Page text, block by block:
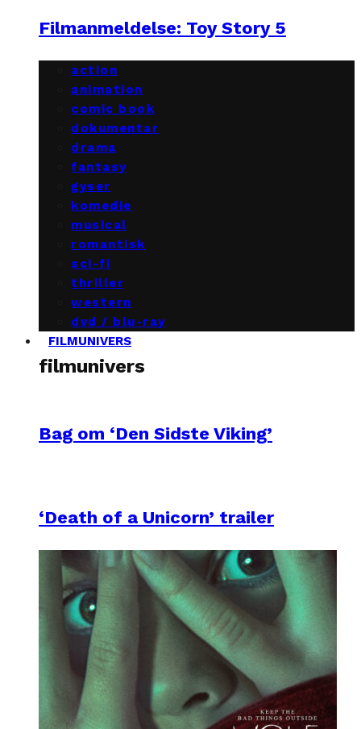
Filmanmeldelse: Toy Story 5
action
animation
comic book
dokumentar
drama
fantasy
gyser
komedie
musical
romantisk
sci-fi
thriller
western
dvd / blu-ray
FILMUNIVERS
filmunivers
Bag om ‘Den Sidste Viking’
‘Death of a Unicorn’ trailer